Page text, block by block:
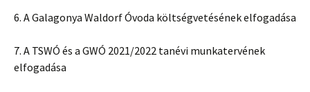
6. A Galagonya Waldorf Óvoda költségvetésének elfogadása
7. A TSWÓ és a GWÓ 2021/2022 tanévi munkatervének
elfogadása